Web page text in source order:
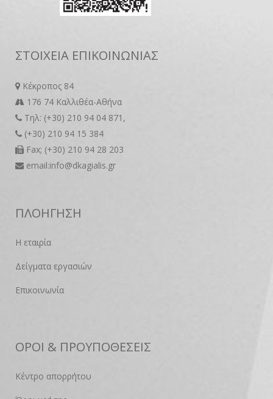
ΣΤΟΙΧΕΙΑ ΕΠΙΚΟΙΝΩΝΙΑΣ
Κέκροπος 84
176 74 Καλλιθέα-Αθήνα
Τηλ: (+30) 210 94 04 871,
(+30) 210 94 15 384
Fax; (+30) 210 94 28 203
email:info@dkagialis.gr
ΠΛΟΗΓΗΣΗ
Η εταιρία
Δείγματα εργασιών
Επικοινωνία
ΟΡΟΙ & ΠΡΟΥΠΟΘΕΣΕΙΣ
Κέντρο απορρήτου